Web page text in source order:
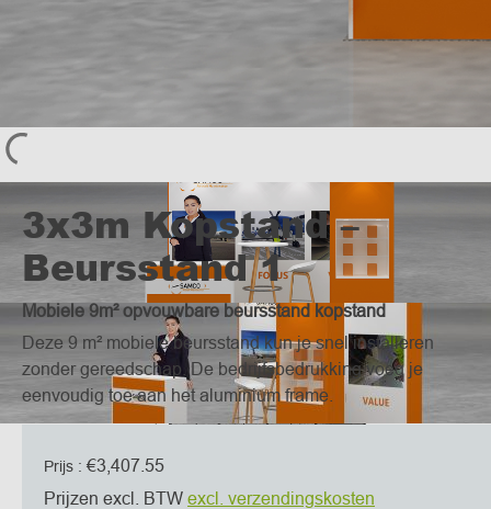
3x3m Kopstand –
Beursstand 1
Mobiele 9m² opvouwbare beursstand kopstand
Deze 9 m² mobiele beursstand kun je snel installeren
zonder gereedschap. De bedrijfsbedrukking voeg je
eenvoudig toe aan het aluminium frame.
Prijs : €3,407.55
Prijzen excl. BTW excl. verzendingskosten